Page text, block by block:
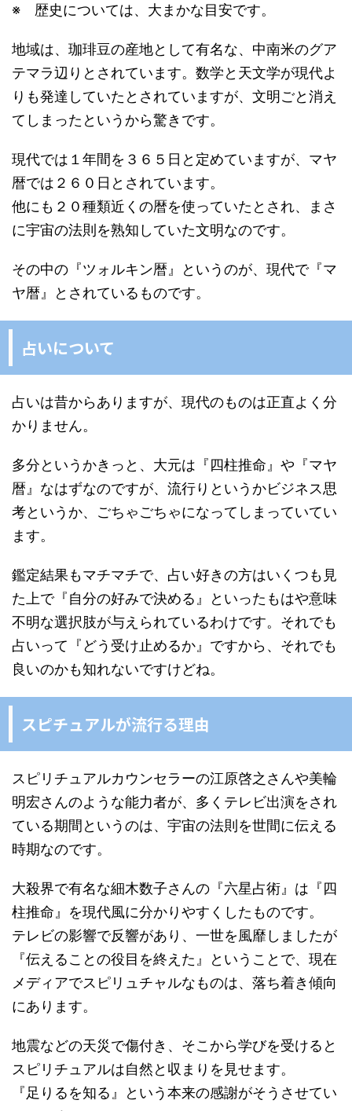
※ 歴史については、大まかな目安です。
地域は、珈琲豆の産地として有名な、中南米のグア
テマラ辺りとされています。数学と天文学が現代よ
りも発達していたとされていますが、文明ごと消え
てしまったというから驚きです。
現代では１年間を３６５日と定めていますが、マヤ
暦では２６０日とされています。
他にも２０種類近くの暦を使っていたとされ、まさ
に宇宙の法則を熟知していた文明なのです。
その中の『ツォルキン暦』というのが、現代で『マ
ヤ暦』とされているものです。
占いについて
占いは昔からありますが、現代のものは正直よく分
かりません。
多分というかきっと、大元は『四柱推命』や『マヤ
暦』なはずなのですが、流行りというかビジネス思
考というか、ごちゃごちゃになってしまっていてい
ます。
鑑定結果もマチマチで、占い好きの方はいくつも見
た上で『自分の好みで決める』といったもはや意味
不明な選択肢が与えられているわけです。それでも
占いって『どう受け止めるか』ですから、それでも
良いのかも知れないですけどね。
スピチュアルが流行る理由
スピリチュアルカウンセラーの江原啓之さんや美輪
明宏さんのような能力者が、多くテレビ出演をされ
ている期間というのは、宇宙の法則を世間に伝える
時期なのです。
大殺界で有名な細木数子さんの『六星占術』は『四
柱推命』を現代風に分かりやすくしたものです。
テレビの影響で反響があり、一世を風靡しましたが
『伝えることの役目を終えた』ということで、現在
メディアでスピリュチャルなものは、落ち着き傾向
にあります。
地震などの天災で傷付き、そこから学びを受けると
スピリチュアルは自然と収まりを見せます。
『足りるを知る』という本来の感謝がそうさせてい